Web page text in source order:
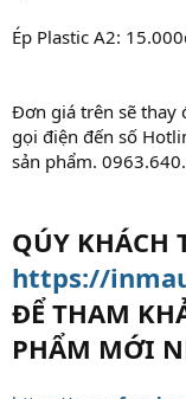
Ép Plastic A2:
Đơn giá trên sẽ thay
gọi điện đến số
sản phẩm.
QÚY KHÁCH
https://
ĐỂ THAM
PHẨM MỚI